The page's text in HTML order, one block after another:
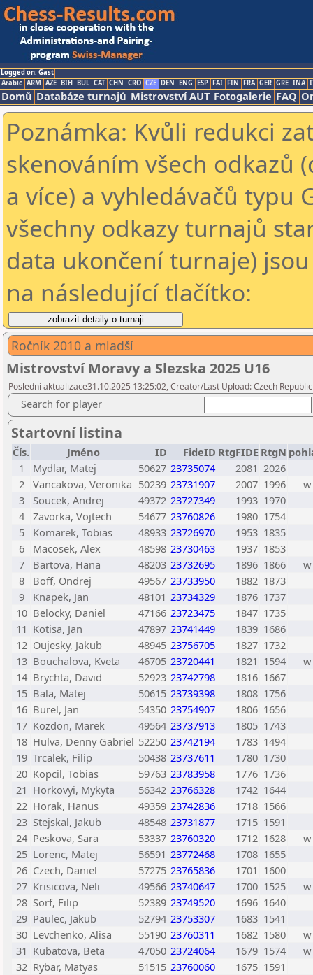
Logged on: Gast
Arabic ARM AZE BIH BUL CAT CHN CRO CZE DEN ENG ESP FAI FIN FRA GER GRE INA
Domů Databáze turnajů Mistrovství AUT Fotogalerie FAQ
Poznámka: Kvůli redukci
skenováním všech odkazů
a více) a vyhledávačů typu
všechny odkazy turnajů
data ukončení turnaje)
na následující tlačítko:
Ročník 2010 a mladší
Mistrovství Moravy a Slezska 2025 U16
Poslední aktualizace31.10.2025 13:25:02, Creator/Last Upload: Czech
Search for player
Startovní listina
Čís. Jméno ID FideID RtgFIDE RtgN
1
Mydlar, Matej 50627 23735074 2081 2026
2
Vancakova, Veronika 50239 23731907 2007 1996
w
3
Soucek, Andrej 49372 23727349 1993 1970
4
Zavorka, Vojtech 54677 23760826 1980 1754
5
Komarek, Tobias 48933 23726970 1953 1835
6
Macosek, Alex 48598 23730463 1937 1853
7
Bartova, Hana 48203 23732695 1896 1866
w
8
Boff, Ondrej 49567 23733950 1882 1873
9
Knapek, Jan 48101 23734329 1876 1737
10 Belocky, Daniel 47166 23723475 1847 1735
11 Kotisa, Jan 47897 23741449 1839 1686
12 Oujesky, Jakub 48945 23756705 1827 1732
13 Bouchalova, Kveta 46705 23720441 1821 1594
w
14 Brychta, David 52923 23742798 1816 1667
15 Bala, Matej 50615 23739398 1808 1756
16 Burel, Jan 54350 23754907 1806 1656
17 Kozdon, Marek 49564 23737913 1805 1743
18 Hulva, Denny Gabriel 52250 23742194 1783 1494
19 Trcalek, Filip 50438 23737611 1780 1730
20 Kopcil, Tobias 59763 23783958 1776 1736
21 Horkovyi, Mykyta 56342 23766328 1742 1644
22 Horak, Hanus 49359 23742836 1718 1566
23 Stejskal, Jakub 48548 23731877 1715 1591
24 Peskova, Sara 53337 23760320 1712 1628
w
25 Lorenc, Matej 56591 23772468 1708 1655
26 Czech, Daniel 57275 23765836 1701 1600
27 Krisicova, Neli 49566 23740647 1700 1525
w
28 Sorf, Filip 52389 23749520 1696 1640
29 Paulec, Jakub 52794 23753307 1683 1541
30 Levchenko, Alisa 55190 23760311 1682 1580
w
31 Kubatova, Beta 47050 23724064 1679 1574
w
32 Rybar, Matyas 51515 23760060 1675 1591